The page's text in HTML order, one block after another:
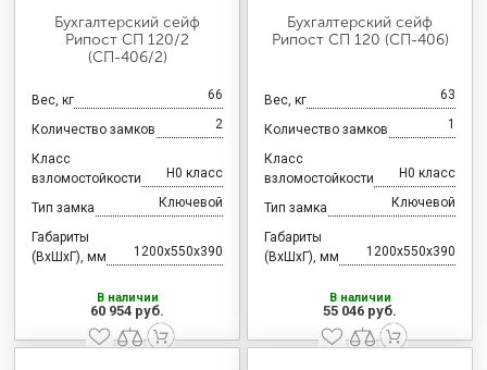
Бухгалтерский сейф
Рипост СП 120/2
(СП-406/2)
Вес, кг 66
Количество замков 2
Класс
взломостойкости
H0 класс
Тип замка Ключевой
Габариты
(ВхШхГ), мм
1200x550x390
В наличии
60 954 руб.
Бухгалтерский сейф
Рипост СП 120 (СП-406)
Вес, кг 63
Количество замков 1
Класс
взломостойкости
H0 класс
Тип замка Ключевой
Габариты
(ВхШхГ), мм
1200x550x390
В наличии
55 046 руб.